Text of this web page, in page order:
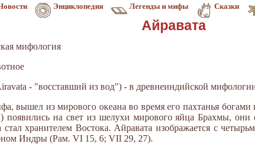
Энциклопедия Легенды и мифы Сказки
Айравата
мифология
- "восставший из вод") - в древнеиндийской
вышел из мирового океана во время его пахтанья
появились на свет из шелухи мирового яйца Брахмы, они
стал хранителем Востока. Айравата изображается с
Индры (Рам. VI 15, 6; VII 29, 27).